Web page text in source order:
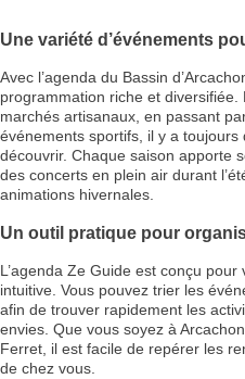
Une variété d’événements
Avec l’agenda du Bassin
programmation riche et diversifiée.
marchés artisanaux, en passant
événements sportifs, il y a
découvrir. Chaque saison apporte
des concerts en plein air durant
animations hivernales.
Un outil pratique pour
L’agenda Ze Guide est conçu
intuitive. Vous pouvez trier les
afin de trouver rapidement les
envies. Que vous soyez à
Ferret, il est facile de repérer les
de chez vous.